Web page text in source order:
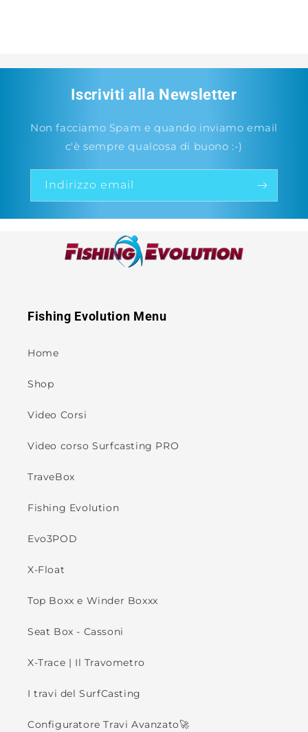
Iscriviti alla Newsletter
Non facciamo Spam e quando inviamo email
c'è sempre qualcosa di buono :-)
Indirizzo email
Fishing Evolution Menu
Home
Shop
Video Corsi
Video corso Surfcasting PRO
TraveBox
Fishing Evolution
Evo3POD
X-Float
Top Boxx e Winder Boxxx
Seat Box - Cassoni
X-Trace | Il Travometro
I travi del SurfCasting
Configuratore Travi Avanzato🚀